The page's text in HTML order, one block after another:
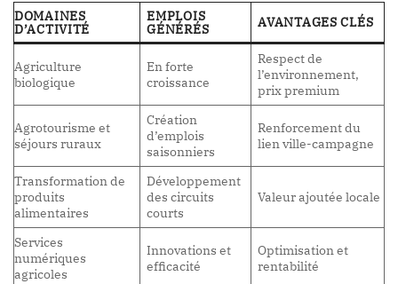
DOMAINES
D’ACTIVITÉ
EMPLOIS
GÉNÉRÉS AVANTAGES CLÉS
Agriculture
biologique
En forte
croissance
Respect de
l’environnement,
prix premium
Agrotourisme et
séjours ruraux
Création
d’emplois
saisonniers
Renforcement du
lien ville-campagne
Transformation de
produits
alimentaires
Développement
des circuits
courts
Valeur ajoutée locale
Services
numériques
agricoles
Innovations et
efficacité
Optimisation et
rentabilité